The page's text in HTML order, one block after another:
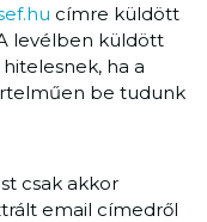
címre küldött
levélben küldött
ha a
be tudunk
csak akkor
email címedről